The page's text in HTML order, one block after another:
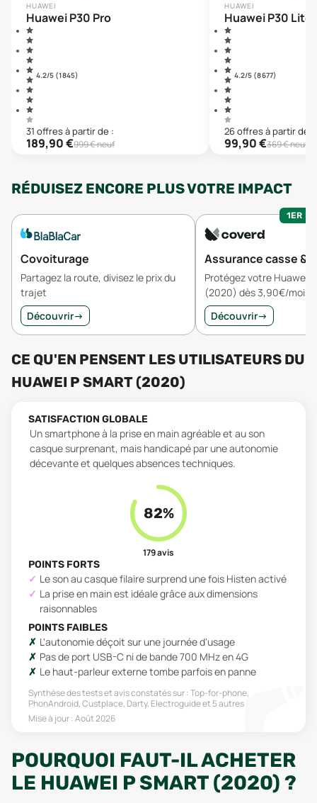
HUAWEI
Huawei P30 Pro
4.2/5 (1 845)
31 offresà partir de :
189,90€999€ neuf
HUAWEI
Huawei P30 Lite
4.2/5 (8 677)
26offresà partir de :
99,90€369€ neuf
RÉDUISEZ ENCORE PLUS VOTRE IMPACT
Covoiturage
Partagez la route, divisez le prix du
trajet
Découvrir→
1ER
Assurance casse &
Protégez votre Huawei
(2020) dès 3,90€/mois
Découvrir→
CE QU'EN PENSENT LES UTILISATEURS DU
HUAWEI P SMART (2020)
SATISFACTION GLOBALE
Un smartphone à la prise en main agréable et au son
casque surprenant, mais handicapé par une autonomie
décevante et quelques absences techniques.
82%
179avis
POINTS FORTS
Le son au casque filaire surprend une fois Histen activé
La prise en main est idéale grâce aux dimensions
raisonnables
POINTS FAIBLES
L'autonomie déçoit sur une journée d'usage
Pas de port USB-C ni de bande 700 MHz en 4G
Le haut-parleur externe tombe parfois en panne
Synthèse des tests et avis constatés sur :Top-for-phone,
PhonAndroid, Custplace, Darty, Electroguideet 5 autres
Mise à jour :Août 2026
POURQUOI FAUT-IL ACHETER
LE HUAWEI P SMART (2020) ?